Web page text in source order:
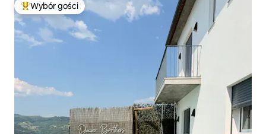
Najpopularniejsze z kategorii Wybór gości
Wybór gości